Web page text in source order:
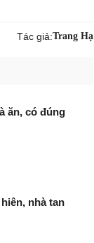
Tác giả:Trang Hạ
ăn, có đúng
nhà tan